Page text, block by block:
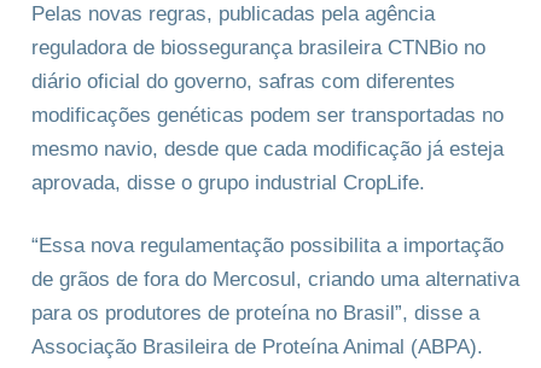
Pelas novas regras, publicadas pela agência
reguladora de biossegurança brasileira CTNBio no
diário oficial do governo, safras com diferentes
modificações genéticas podem ser transportadas no
mesmo navio, desde que cada modificação já esteja
aprovada, disse o grupo industrial CropLife.
“Essa nova regulamentação possibilita a importação
de grãos de fora do Mercosul, criando uma alternativa
para os produtores de proteína no Brasil”, disse a
Associação Brasileira de Proteína Animal (ABPA).